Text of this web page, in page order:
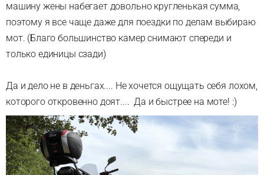
машину жены набегает довольно кругленькая сумма,
поэтому я все чаще даже для поездки по делам выбираю
мот. (Благо большинство камер снимают спереди и
только единицы сзади)
Да и дело не в деньгах.... Не хочется ощущать себя лохом,
которого откровенно доят.... Да и быстрее на моте! :)